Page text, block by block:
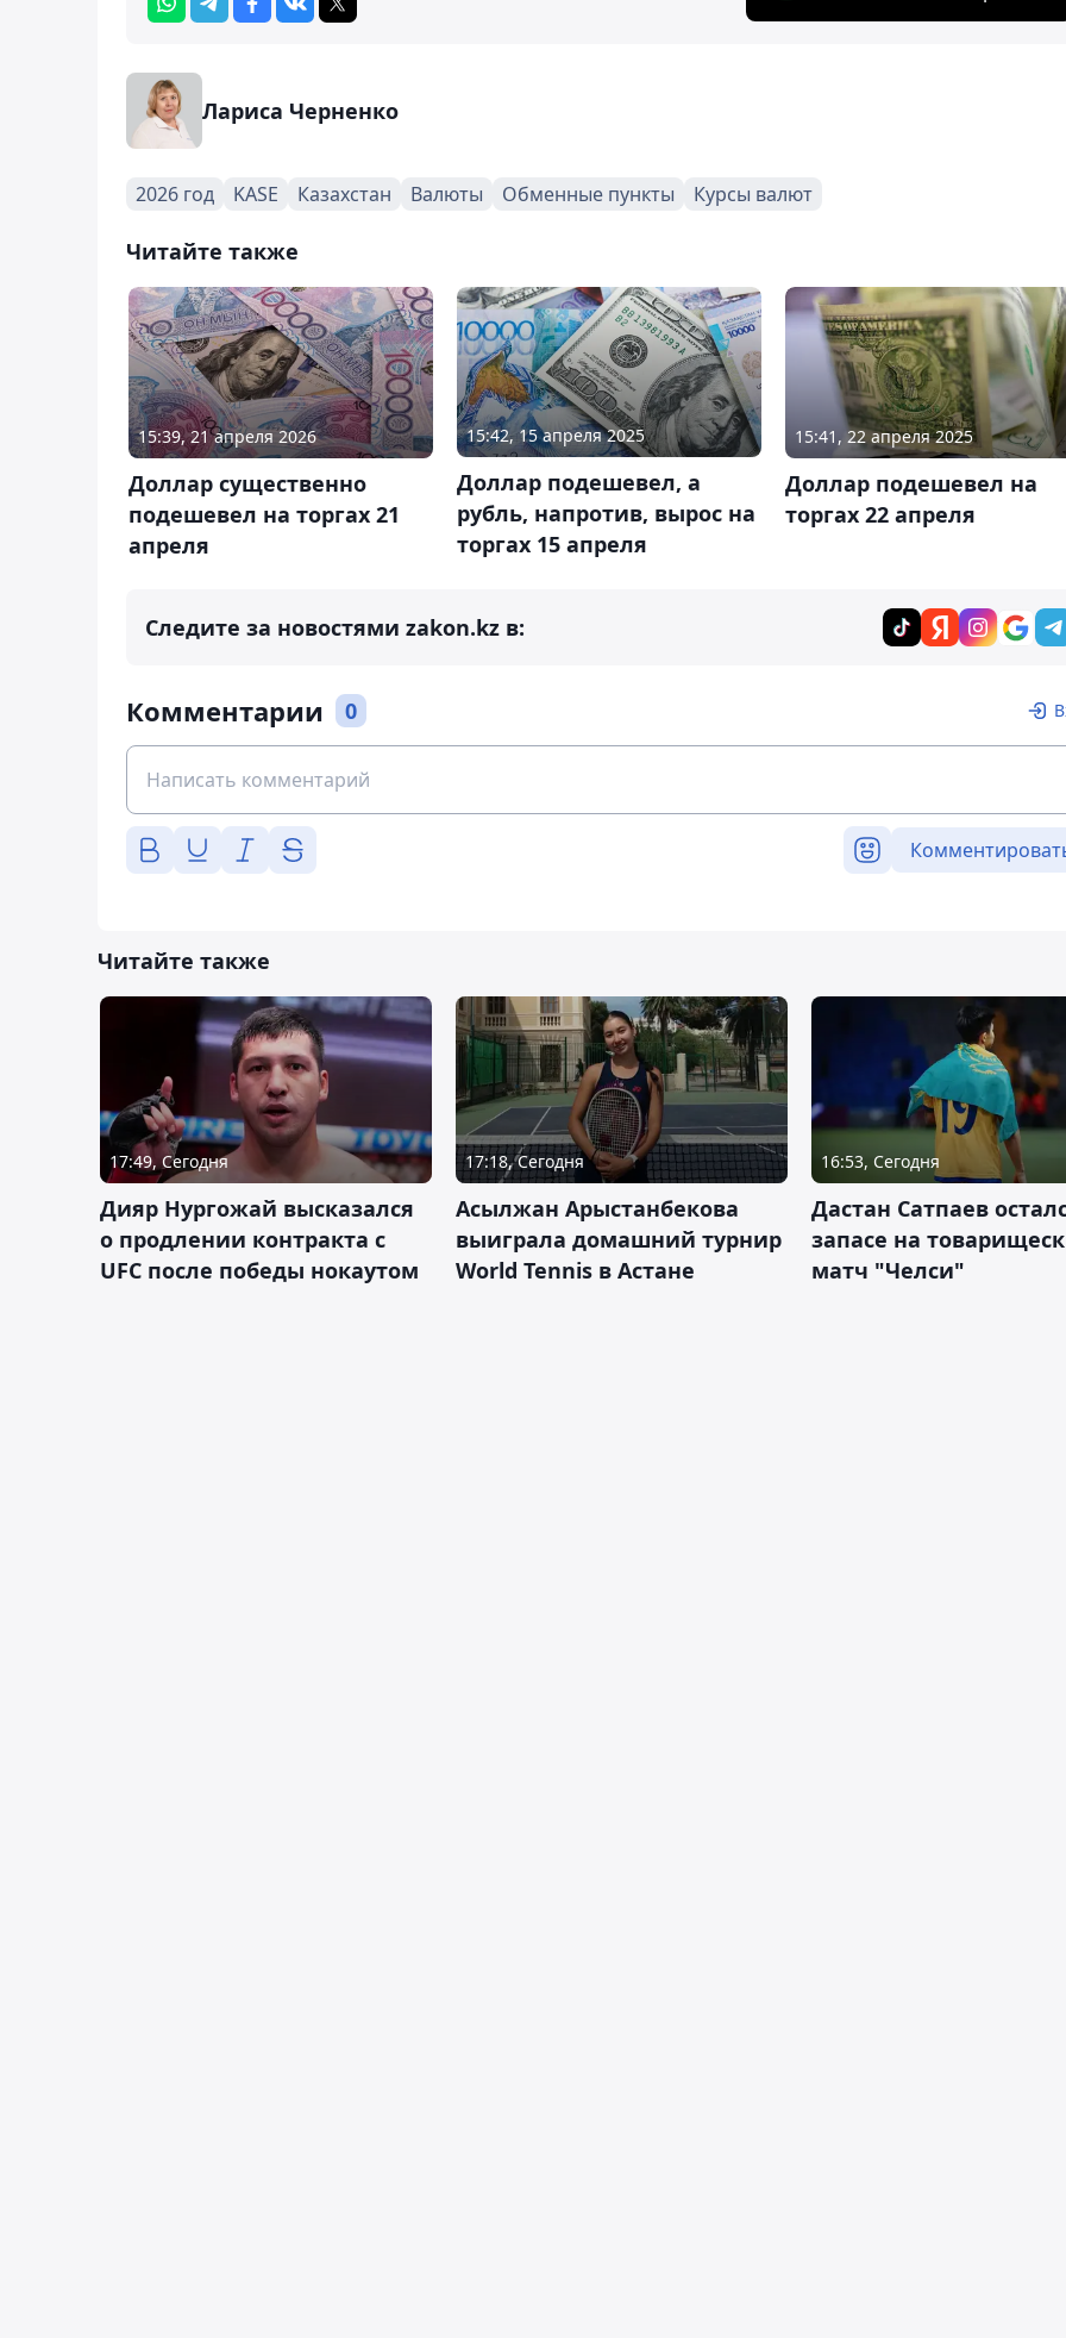
Лариса Черненко
2026 год KASE Казахстан Валюты Обменные пункты Курсы валют
Читайте также
15:39, 21 апреля 2026
Доллар существенно
подешевел на торгах 21
апреля
15:42, 15 апреля 2025
Доллар подешевел, а
рубль, напротив, вырос на
торгах 15 апреля
15:41, 22 апреля 2025
Доллар подешевел на
торгах 22 апреля
Следите за новостями zakon.kz в:
Комментарии 0
Читайте также
17:49, Сегодня
Дияр Нургожай высказался
о продлении контракта с
UFC после победы нокаутом
17:18, Сегодня
Асылжан Арыстанбекова
выиграла домашний турнир
World Tennis в Астане
16:53, Сегодня
Дастан Сатпаев
запасе на
матч "Челси"